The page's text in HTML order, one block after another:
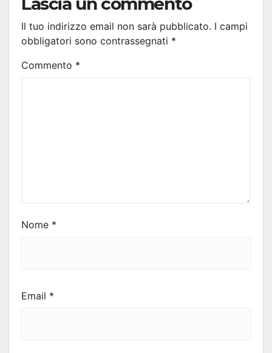
Il tuo indirizzo email non sarà pubblicato. I campi
obbligatori sono contrassegnati *
Commento *
Nome *
Email *